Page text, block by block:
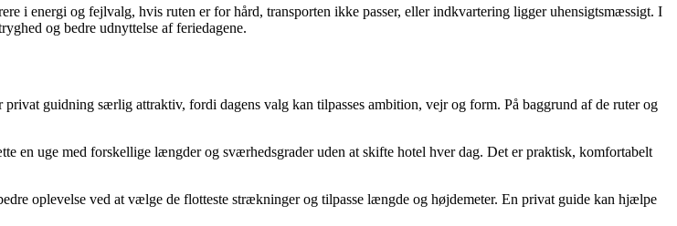
i energi og fejlvalg, hvis ruten er for hård, transporten ikke passer, eller indkvartering ligger uhensigtsmæssigt. I
og bedre udnyttelse af feriedagene.
guidning særlig attraktiv, fordi dagens valg kan tilpasses ambition, vejr og form. På baggrund af de ruter og
en uge med forskellige længder og sværhedsgrader uden at skifte hotel hver dag. Det er praktisk, komfortabelt
oplevelse ved at vælge de flotteste strækninger og tilpasse længde og højdemeter. En privat guide kan hjælpe